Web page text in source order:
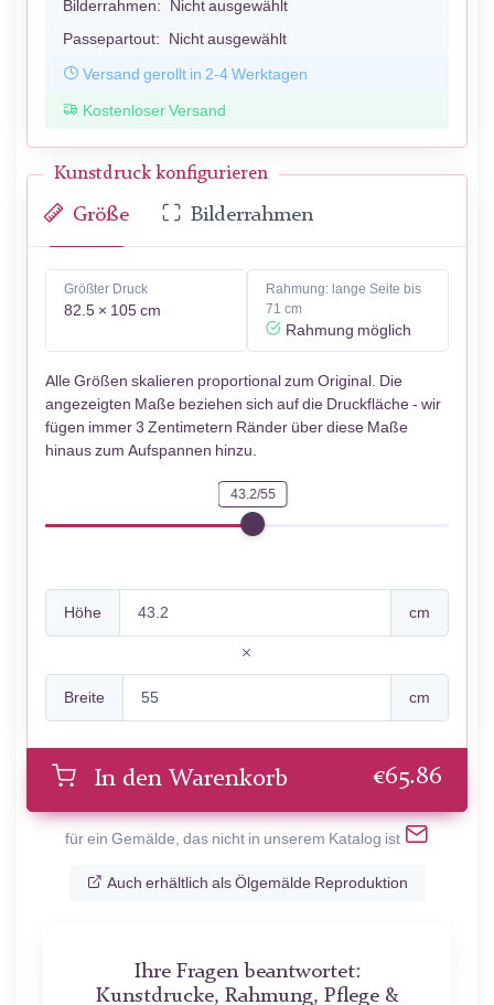
Bilderrahmen: Nicht ausgewählt
Passepartout: Nicht ausgewählt
Versand gerollt in 2-4 Werktagen
Kostenloser Versand
Kunstdruck konfigurieren
Größe Bilderrahmen
Größter Druck
82.5 × 105 cm
Rahmung: lange Seite bis
71 cm
Rahmung möglich
Alle Größen skalieren proportional zum Original. Die
angezeigten Maße beziehen sich auf die Druckfläche - wir
fügen immer 3 Zentimetern Ränder über diese Maße
hinaus zum Aufspannen hinzu.
43.2/55
Höhe cm
Breite cm
In den Warenkorb €65.86
für ein Gemälde, das nicht in unserem Katalog ist
Auch erhältlich als Ölgemälde Reproduktion
Ihre Fragen beantwortet:
Kunstdrucke, Rahmung, Pflege &